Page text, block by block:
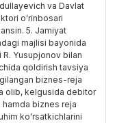
va Davlat
oʻrinbosari
5. Jamiyat
majlisi bayonida
Yusupjonov bilan
qoldirish tavsiya
biznes-reja
olib, kelgusida debitor
biznes reja
koʻrsatkichlarini